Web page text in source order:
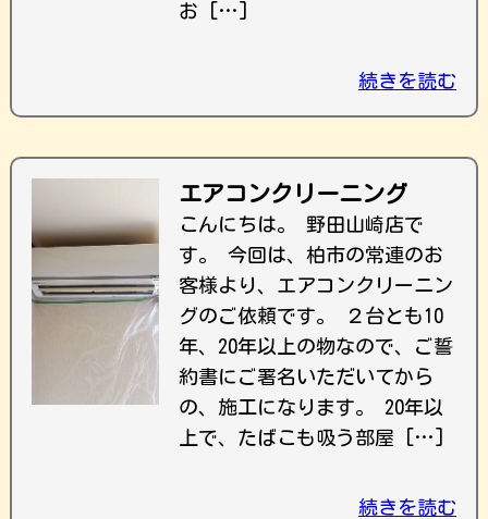
お […]
続きを読む
エアコンクリーニング
こんにちは。 野田山崎店で
す。 今回は、柏市の常連のお
客様より、エアコンクリーニン
グのご依頼です。 ２台とも10
年、20年以上の物なので、ご誓
約書にご署名いただいてから
の、施工になります。 20年以
上で、たばこも吸う部屋 […]
続きを読む